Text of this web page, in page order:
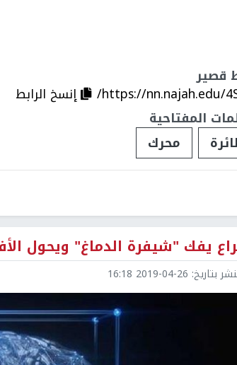
قصير
https://nn.najah.edu/
إنسخ الرابط
المفتاحية
محرك
يفك "شيفرة الدماغ" ويحول
بتاريخ: 2019-04-26 16:18